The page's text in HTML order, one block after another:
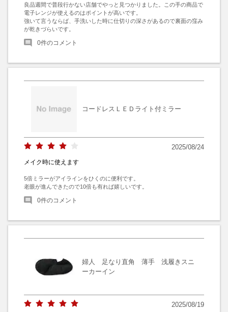
良品週間で普段行かない店舗でやっと見つかりました。この手の商品で
電子レンジが使えるのはポイントが高いです。
強いて言うならば、手洗いした時に仕切りの深さがあるので裏面の窪み
が乾きづらいです。
0件のコメント
コードレスＬＥＤライト付ミラー
2025/08/24
メイク時に使えます
5倍ミラーがアイラインをひくのに便利です。
老眼が進んできたので10倍も有れば嬉しいです。
0件のコメント
婦人 足なり直角 薄手 浅履きスニ
ーカーイン
2025/08/19